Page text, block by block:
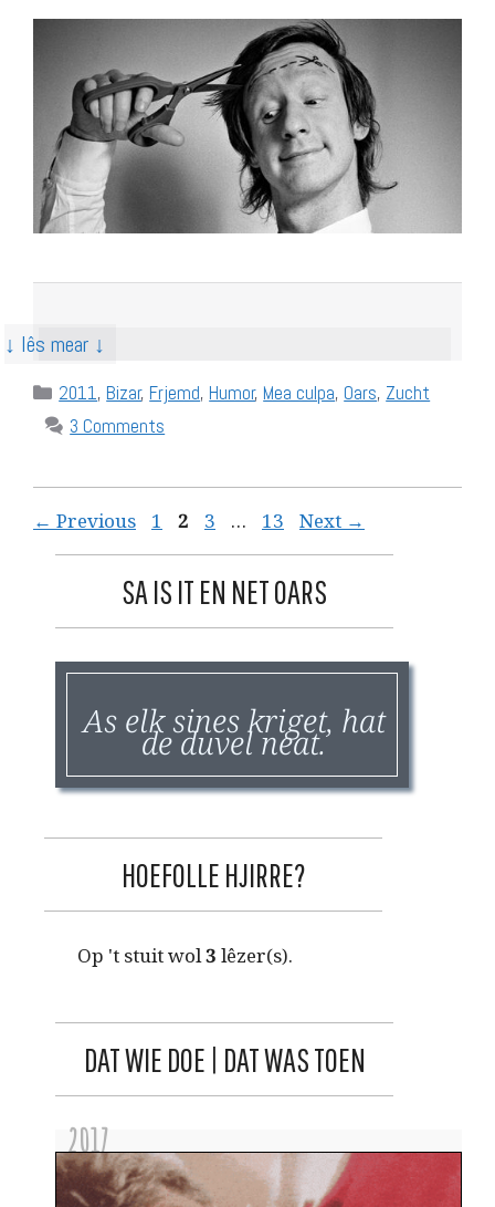
↓ lês mear ↓
Categories
2011, Bizar, Frjemd, Humor, Mea culpa, Oars, Zucht
3 Comments
← Previous Page
1 Page
2 Page
3 … Page
13 Next →
SA IS IT EN NET OARS
As elk sines kriget, hat
de duvel neat.
HOEFOLLE HJIRRE?
Op 't stuit wol3 lêzer(s).
DAT WIE DOE | DAT WAS TOEN
2017